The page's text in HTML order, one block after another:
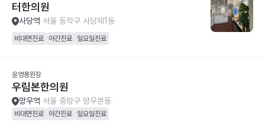
터한의원
사당역 서울 동작구 사당제1동
비대면진료 야간진료 일요일진료
윤영롱원장
우림본한의원
망우역 서울 중랑구 망우본동
비대면진료 야간진료 일요일진료